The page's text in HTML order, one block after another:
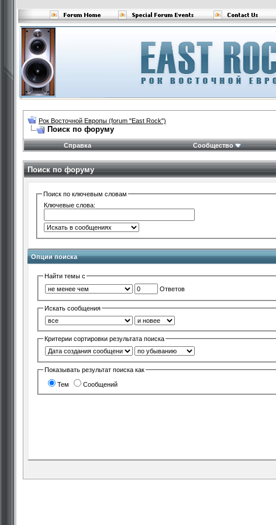
Рок Восточной Европы (forum "East Rock")
Поиск по форуму
Справка
Сообщество
Поиск по форуму
Поиск по ключевым словам
Ключевые слова:
Опции поиска
Найти темы с
Ответов
Искать сообщения
Критерии сортировки результата поиска
Показывать результат поиска как
Тем Сообщений